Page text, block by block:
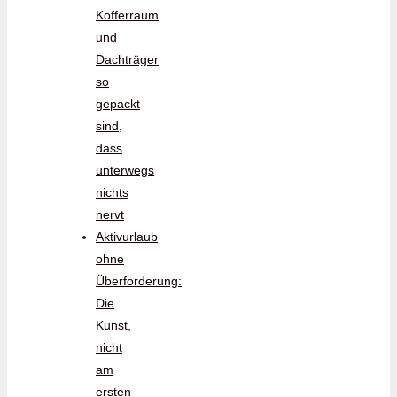
Kofferraum
und
Dachträger
so
gepackt
sind,
dass
unterwegs
nichts
nervt
Aktivurlaub
ohne
Überforderung:
Die
Kunst,
nicht
am
ersten